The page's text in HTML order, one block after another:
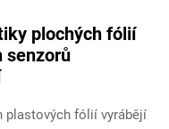
plochých fólií
senzorů
plastových fólií vyrábějí